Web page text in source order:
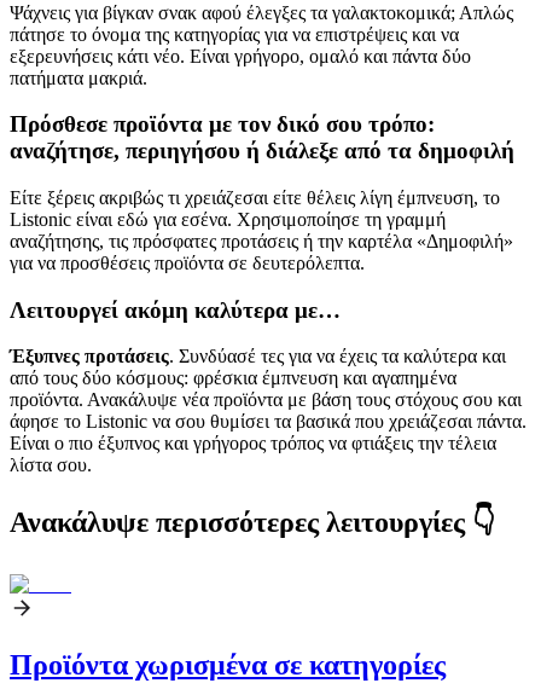
Ψάχνεις για βίγκαν σνακ αφού έλεγξες τα γαλακτοκομικά; Απλώς
πάτησε το όνομα της κατηγορίας για να επιστρέψεις και να
εξερευνήσεις κάτι νέο. Είναι γρήγορο, ομαλό και πάντα δύο
πατήματα μακριά.
Πρόσθεσε προϊόντα με τον δικό σου τρόπο:
αναζήτησε, περιηγήσου ή διάλεξε από τα δημοφιλή
Είτε ξέρεις ακριβώς τι χρειάζεσαι είτε θέλεις λίγη έμπνευση, το
Listonic είναι εδώ για εσένα. Χρησιμοποίησε τη γραμμή
αναζήτησης, τις πρόσφατες προτάσεις ή την καρτέλα «Δημοφιλή»
για να προσθέσεις προϊόντα σε δευτερόλεπτα.
Λειτουργεί ακόμη καλύτερα με…
Έξυπνες προτάσεις. Συνδύασέ τες για να έχεις τα καλύτερα και
από τους δύο κόσμους: φρέσκια έμπνευση και αγαπημένα
προϊόντα. Ανακάλυψε νέα προϊόντα με βάση τους στόχους σου και
άφησε το Listonic να σου θυμίσει τα βασικά που χρειάζεσαι πάντα.
Είναι ο πιο έξυπνος και γρήγορος τρόπος να φτιάξεις την τέλεια
λίστα σου.
Ανακάλυψε περισσότερες λειτουργίες 👇
Προϊόντα χωρισμένα σε κατηγορίες